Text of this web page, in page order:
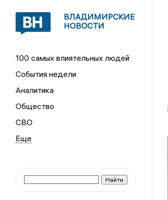
ВЛАДИМИРСКИЕ
НОВОСТИ
100 самых влиятельных людей
События недели
Аналитика
Общество
СВО